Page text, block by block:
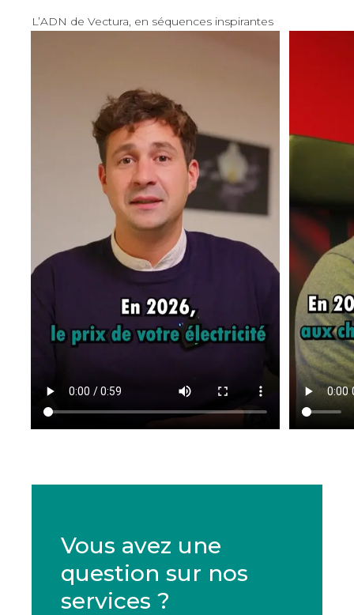
L’ADN de Vectura, en séquences inspirantes
Vous avez une
question sur nos
services ?